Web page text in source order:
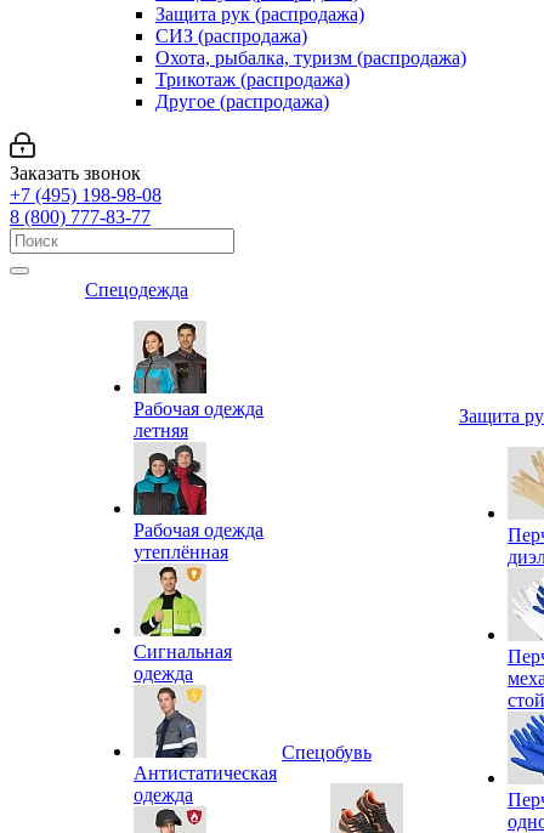
Защита рук (распродажа)
СИЗ (распродажа)
Охота, рыбалка, туризм (распродажа)
Трикотаж (распродажа)
Другое (распродажа)
Заказать звонок
+7 (495) 198-98-08
8 (800) 777-83-77
Спецодежда
Рабочая одежда
летняя
Рабочая одежда
утеплённая
Сигнальная
одежда
Антистатическая
одежда
Спецобувь
Защита